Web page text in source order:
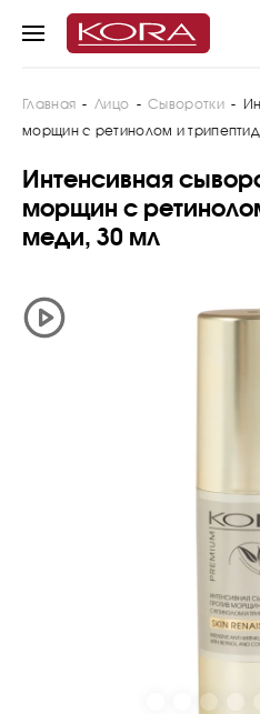
Главная - Лицо - Сыворотки -
морщин с ретинолом и
Интенсивная
морщин с
меди, 30 мл